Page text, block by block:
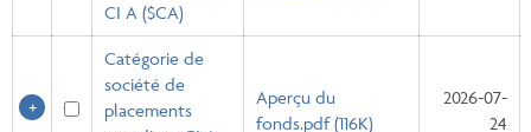
CI A ($CA)
Catégorie de
société de
placements
Aperçu du
fonds.pdf (116K)
2026-07-
24